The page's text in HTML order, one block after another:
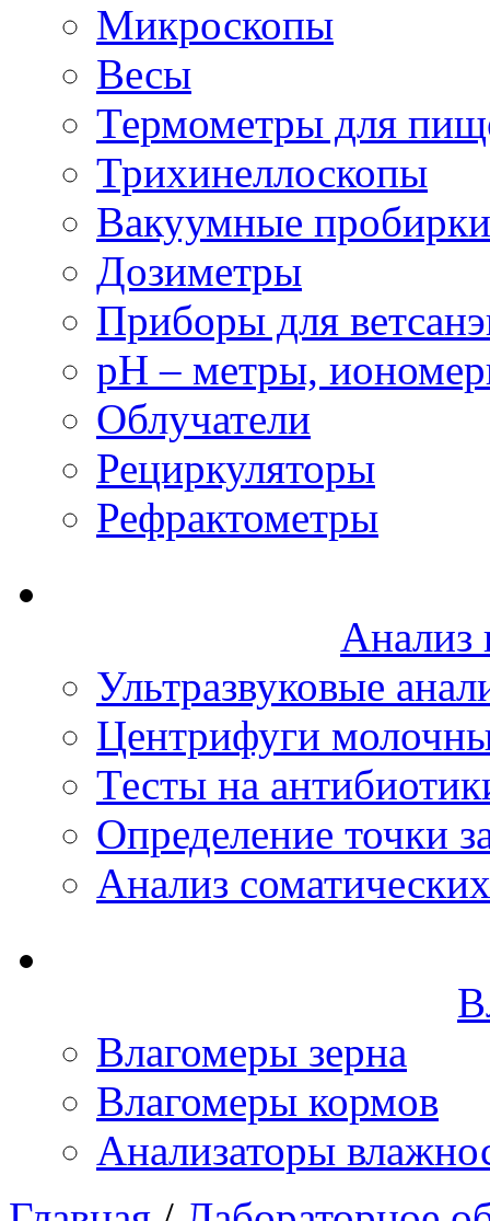
Микроскопы
Весы
Термометры для
Трихинеллоскопы
Вакуумные пробирки
Дозиметры
Приборы для
рН – метры,
Облучатели
Рециркуляторы
Рефрактометры
Анализ
Ультразвуковые
Центрифуги
Тесты на
Определение точки
Анализ
Влагомеры зерна
Влагомеры кормов
Анализаторы